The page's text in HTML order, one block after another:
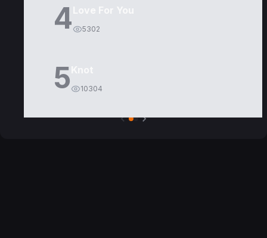
4 5302
5 10304